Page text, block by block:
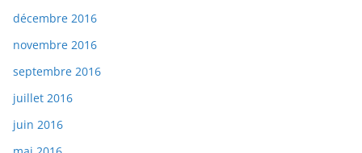
décembre 2016
novembre 2016
septembre 2016
juillet 2016
juin 2016